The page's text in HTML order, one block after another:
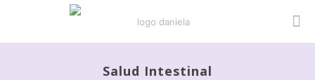
Salud Intestinal